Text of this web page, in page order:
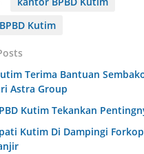
Kutim
Terima Bantuan
Astra Group
Kutim Tekankan
Kutim Di Dampingi